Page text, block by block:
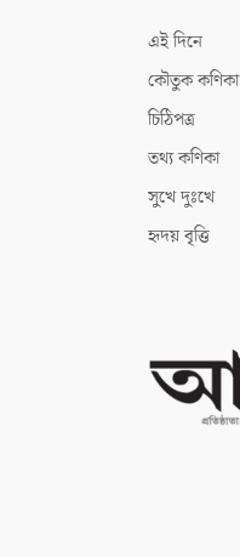
এই দিনে
কৌতুক কণিকা
চিঠিপত্র
তথ্য কণিকা
সুখে দুঃখে
হৃদয় বৃত্তি